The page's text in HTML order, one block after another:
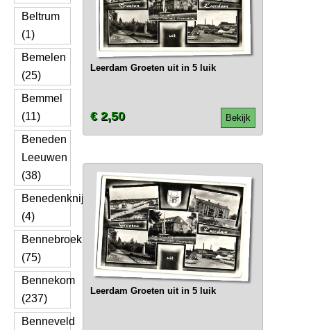
Beltrum
(1)
Bemelen
(25)
Bemmel
(11)
Beneden
Leeuwen
(38)
Benedenknijpe
(4)
Bennebroek
(75)
Bennekom
(237)
Benneveld
Leerdam Groeten uit in 5 luik
Bekijk
€ 2,50
Leerdam Groeten uit in 5 luik